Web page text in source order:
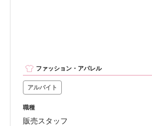
ファッション・アパレル
アルバイト
職種
販売スタッフ